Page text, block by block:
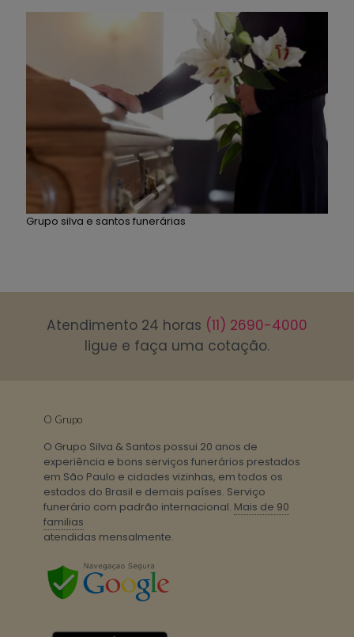
Grupo silva e santos funerárias
Atendimento 24 horas (11) 2690-4000
ligue e faça uma cotação.
O Grupo
O Grupo Silva & Santos possui 20 anos de
experiência e bons serviços funerários prestados
em São Paulo e cidades vizinhas, em todos os
estados do Brasil e demais países. Serviço
funerário com padrão internacional. Mais de 90
familias
atendidas mensalmente.